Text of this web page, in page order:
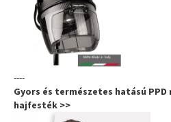
----
Gyors és természetes hatású
hajfesték >>